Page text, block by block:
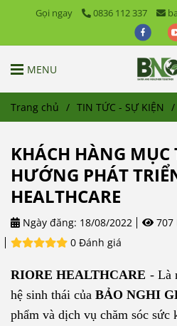
Gọi ngay 0836 112 337
MENU
Trang chủ / TIN TỨC - SỰ KIỆN /
KHÁCH HÀNG
HƯỚNG PHÁT
HEALTHCARE
Ngày đăng: 18/08/2022
707
0 Đánh giá
RIORE HEALTHCARE - Là
hệ sinh thái của BẢO NGHI
phẩm và dịch vụ chăm sóc sức